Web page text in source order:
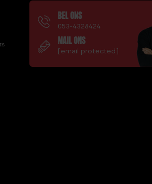
BEL ONS
053-4328424
MAIL ONS
[email protected]